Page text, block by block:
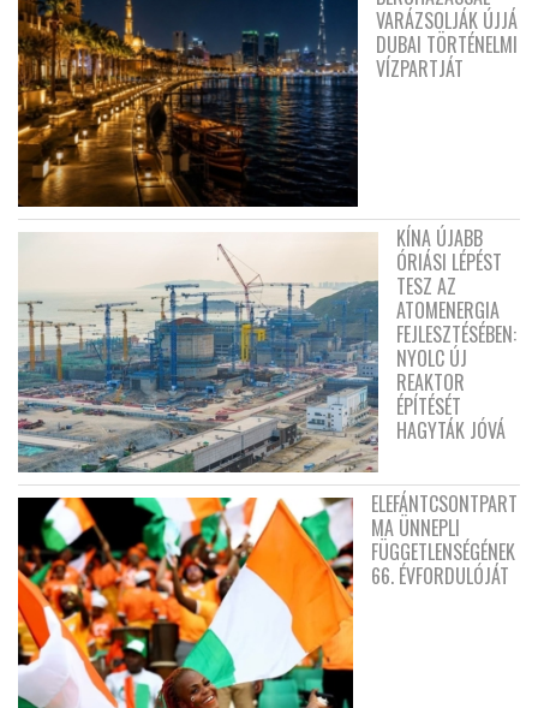
VARÁZSOLJÁK ÚJJÁ
DUBAI TÖRTÉNELMI
VÍZPARTJÁT
KÍNA ÚJABB
ÓRIÁSI LÉPÉST
TESZ AZ
ATOMENERGIA
FEJLESZTÉSÉBEN:
NYOLC ÚJ
REAKTOR
ÉPÍTÉSÉT
HAGYTÁK JÓVÁ
ELEFÁNTCSONTPART
MA ÜNNEPLI
FÜGGETLENSÉGÉNEK
66. ÉVFORDULÓJÁT